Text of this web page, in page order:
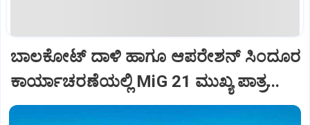
ಬಾಲಕೋಟ್‌ ದಾಳಿ ಹಾಗೂ ಆಪರೇಶನ್‌ ಸಿಂದೂರ
ಕಾರ್ಯಾಚರಣೆಯಲ್ಲಿ MiG 21 ಮುಖ್ಯ ಪಾತ್ರ...